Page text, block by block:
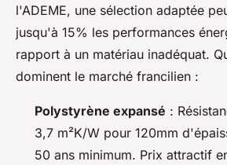
l'ADEME, une sélection adaptée
jusqu'à 15% les performances
rapport à un matériau inadéquat.
dominent le marché francilien :
Polystyrène expansé :
3,7 m²K/W pour 120mm
50 ans minimum. Prix attractif